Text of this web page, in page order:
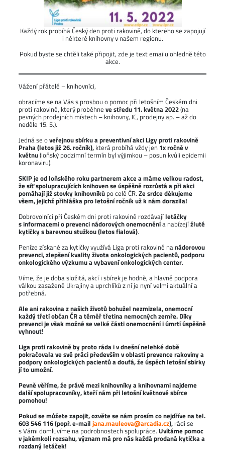
Každý rok probíhá Český den proti rakovině, do kterého se zapojují
i některé knihovny v našem regionu.
Pokud byste se chtěli také připojit, zde je text emailu ohledně této
akce.
Vážení přátelé – knihovníci,
obracíme se na Vás s prosbou o pomoc při letošním Českém dni
proti rakovině, který proběhneve středu 11. května 2022(na
pevných prodejních místech – knihovny, IC, prodejny ap. – až do
neděle 15. 5.).
Jedná se oveřejnou sbírku a preventivní akci Ligy proti rakovině
Praha (letos již 26. ročník), která probíhá vždy jen 1x ročně v
květnu(loňský podzimní termín byl výjimkou – posun kvůli epidemii
koronaviru).
SKIP je od loňského roku partnerem akce a máme velkou radost,
že síť spolupracujících knihoven se úspěšně rozrůstá a při akci
pomáhají již stovky knihovníků po celé ČR.Ze srdce děkujeme
všem, jejichž přihláška pro letošní ročník už k nám dorazila!
Dobrovolníci při Českém dni proti rakovině rozdávajíletáčky
s informacemi o prevenci nádorových onemocněnía nabízejížluté
kytičky s barevnou stužkou (letos fialová).
Peníze získané za kytičky využívá Liga proti rakovině nanádorovou
prevenci, zlepšení kvality života onkologických pacientů, podporu
onkologického výzkumu a vybavení onkologických center.
Víme, že je doba složitá, akcí i sbírek je hodně, a hlavně podpora
válkou zasažené Ukrajiny a uprchlíků z ní je nyní velmi aktuální a
potřebná.
Ale ani rakovina z našich životů bohužel nezmizela, onemocní
každý třetí občan ČR a téměř třetina nemocných zemře. Díky
prevenci je však možné se velké části onemocnění i úmrtí úspěšně
vyhnout!
Liga proti rakovině by proto ráda i v dnešní nelehké době
pokračovala ve své práci především v oblasti prevence rakoviny a
podpory onkologických pacientů a doufá, že úspěch letošní sbírky
jí to umožní.
Pevně věříme, že právě mezi knihovníky a knihovnami najdeme
další spolupracovníky, kteří nám při letošní květnové sbírce
pomohou!
Pokud se můžete zapojit, ozvěte se nám prosím co nejdříve na tel.
603 546 116 (popř. e-mailjana.mauleova@arcadia.cz), rádi se
s Vámi domluvíme na podrobnostech spolupráce.Uvítáme pomoc
v jakémkoli rozsahu, význam má pro nás každá prodaná kytička a
rozdaný letáček!